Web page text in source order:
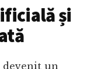
și
devenit un